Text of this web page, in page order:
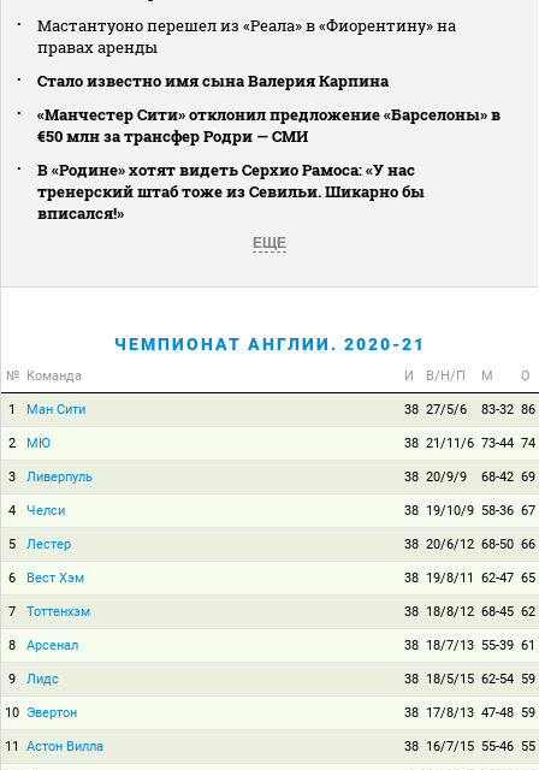
Мастантуоно перешел из «Реала» в «Фиорентину» на
правах аренды
Стало известно имя сына Валерия Карпина
«Манчестер Сити» отклонил предложение «Барселоны» в
€50 млн за трансфер Родри — СМИ
В «Родине» хотят видеть Серхио Рамоса: «У нас
тренерский штаб тоже из Севильи. Шикарно бы
вписался!»
ЕЩЕ
ЧЕМПИОНАТ АНГЛИИ. 2020-21
№ Команда И В/Н/П М О
1 Ман Сити 38 27/5/6 83-32 86
2 МЮ 38 21/11/6 73-44 74
3 Ливерпуль 38 20/9/9 68-42 69
4 Челси 38 19/10/9 58-36 67
5 Лестер 38 20/6/12 68-50 66
6 Вест Хэм 38 19/8/11 62-47 65
7 Тоттенхэм 38 18/8/12 68-45 62
8 Арсенал 38 18/7/13 55-39 61
9 Лидс 38 18/5/15 62-54 59
10 Эвертон 38 17/8/13 47-48 59
11 Астон Вилла 38 16/7/15 55-46 55